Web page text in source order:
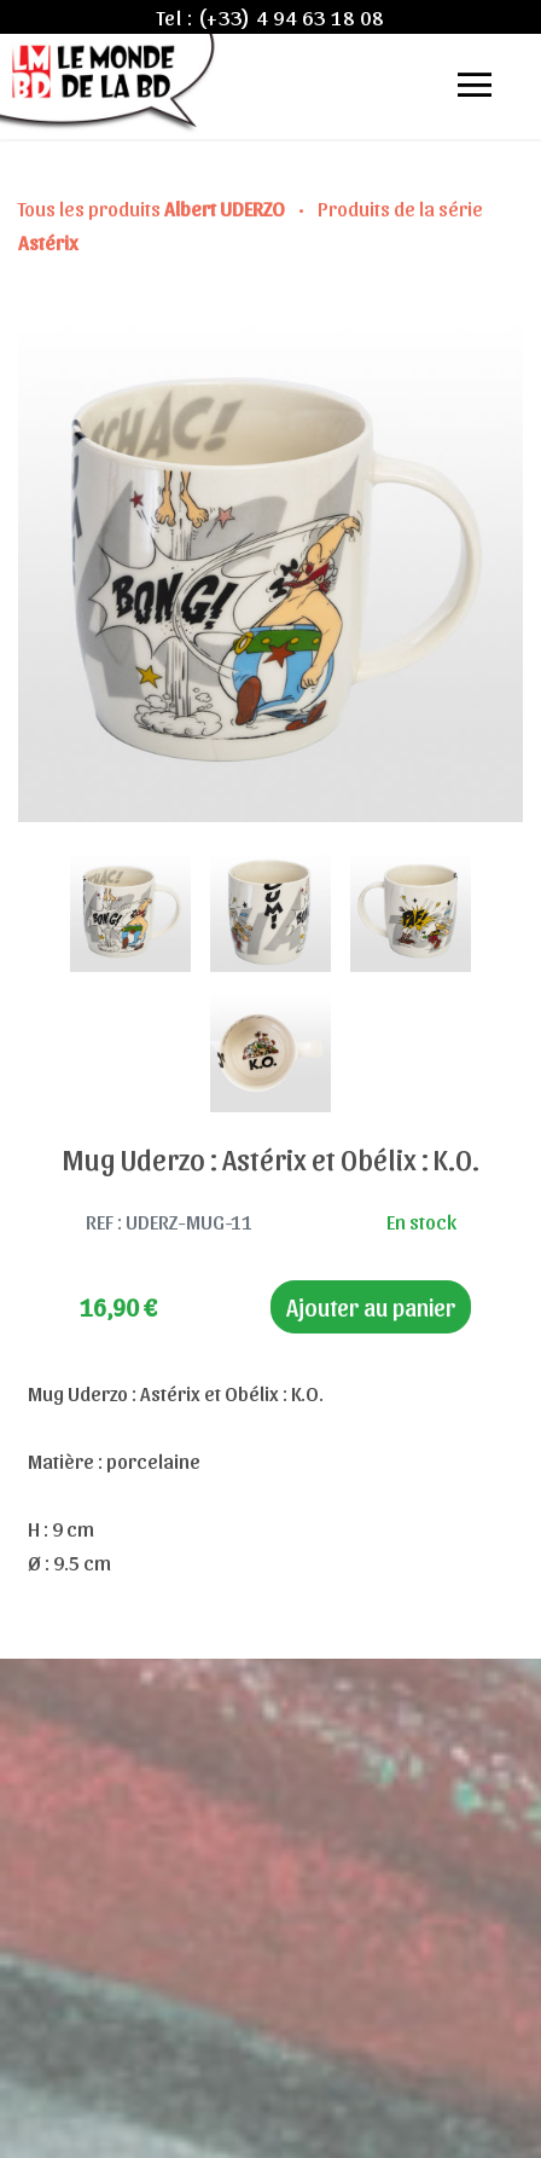
Tel : (+33) 4 94 63 18 08
Tous les produits Albert UDERZO •
Produits de la série
Astérix
Mug Uderzo : Astérix et Obélix : K.O.
REF : UDERZ-MUG-11 En stock
16,90€ Ajouter au panier
Mug Uderzo : Astérix et Obélix : K.O.
Matière : porcelaine
H : 9 cm
Ø : 9.5 cm